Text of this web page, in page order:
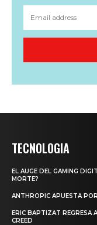
TECNOLOGIA
EL AUGE DEL GAMING
MORTE?
ANTHROPIC APUESTA
ERIC BAPTIZAT REGRESA
CREED